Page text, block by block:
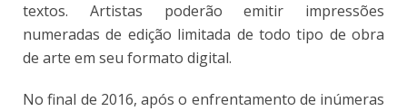
textos. Artistas poderão emitir impressões
numeradas de edição limitada de todo tipo de obra
de arte em seu formato digital.
No final de 2016, após o enfrentamento de inúmeras